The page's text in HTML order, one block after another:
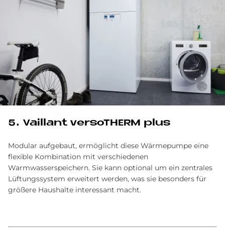
5. Vail­lant verso­THERM plus
Modular aufgebaut, ermöglicht diese Wärmepumpe eine
flexible Kombination mit verschiedenen
Warmwasserspeichern. Sie kann optional um ein zentrales
Lüftungssystem erweitert werden, was sie besonders für
größere Haushalte interessant macht.